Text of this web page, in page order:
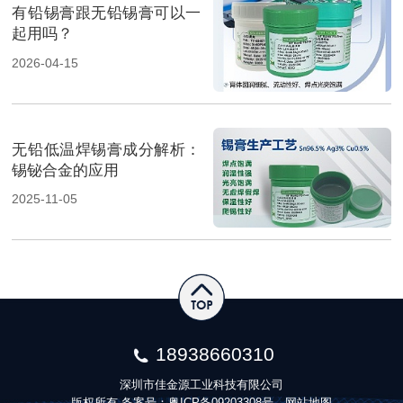
有铅锡膏跟无铅锡膏可以一
起用吗？
2026-04-15
无铅低温焊锡膏成分解析：
锡铋合金的应用
2025-11-05
18938660310
深圳市佳金源工业科技有限公司